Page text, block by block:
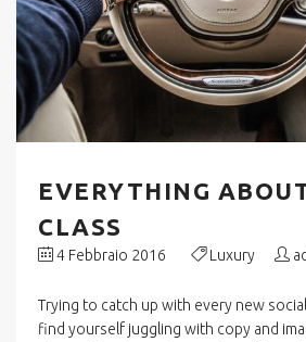
EVERYTHING
CLASS
4 Febbraio 2016 Luxury
Trying to catch up with every new
find yourself juggling with copy and